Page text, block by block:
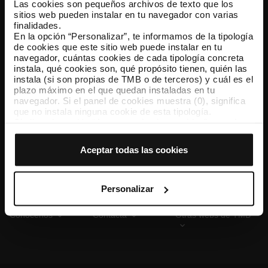
Las cookies son pequeños archivos de texto que los
sitios web pueden instalar en tu navegador con varias
finalidades.
En la opción “Personalizar”, te informamos de la tipología
de cookies que este sitio web puede instalar en tu
navegador, cuántas cookies de cada tipología concreta
instala, qué cookies son, qué propósito tienen, quién las
instala (si son propias de TMB o de terceros) y cuál es el
plazo máximo en el que quedan instaladas en tu
navegador. Si el panel de cookies muestra (0), significa
que no instala ninguna cookie de esta tipología.
que todas estas cookies se instalen en tu navegador.
tipología de cookies permite indicar si quieres que se
instalen o no las cookies de esa clase.
Una vez que hayas marcado tus preferencias, debes
hacer clic en “Seleccionar y configurar”. Así se instalarán
previamente. Te sugerimos que selecciones las cookies
de personalización, porque permiten recordar tus
opciones de navegación (como el idioma) y mejoran tu
Aceptar todas las cookies
Personalizar
TMB App
Descárgate TMB App y compra tus billetes
App Store Google Play
Conócenos Contacta Otras webs de TMB